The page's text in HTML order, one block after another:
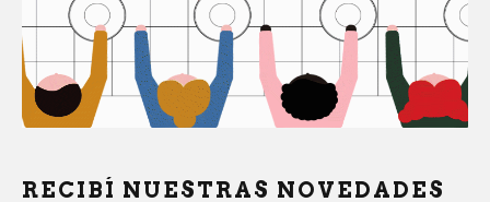
RECIBÍ NUESTRAS NOVEDADES